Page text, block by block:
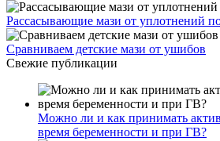
Рассасывающие мази от уплотнений
Сравниваем детские мази от ушибов
Свежие публикации
Можно ли и как принимать
время беременности и при ГВ?